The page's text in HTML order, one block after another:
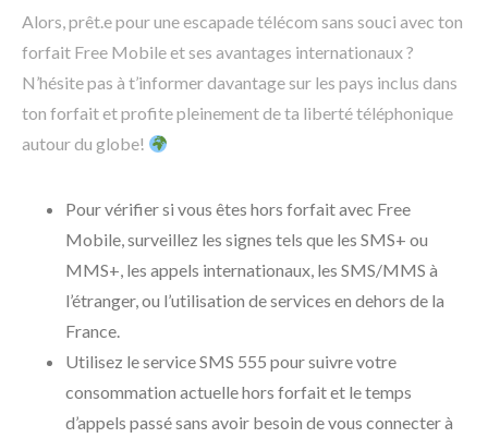
Alors, prêt.e pour une escapade télécom sans souci avec ton
forfait Free Mobile et ses avantages internationaux ?
N’hésite pas à t’informer davantage sur les pays inclus dans
ton forfait et profite pleinement de ta liberté téléphonique
autour du globe!
Pour vérifier si vous êtes hors forfait avec Free
Mobile, surveillez les signes tels que les SMS+ ou
MMS+, les appels internationaux, les SMS/MMS à
l’étranger, ou l’utilisation de services en dehors de la
France.
Utilisez le service SMS 555 pour suivre votre
consommation actuelle hors forfait et le temps
d’appels passé sans avoir besoin de vous connecter à